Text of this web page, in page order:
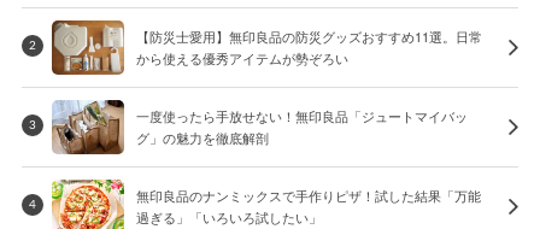
2
【防災士愛用】無印良品の防災グッズおすすめ11選。日常
から使える優秀アイテムが勢ぞろい
3
一度使ったら手放せない！無印良品「ジュートマイバッ
グ」の魅力を徹底解剖
4
無印良品のナンミックスで手作りピザ！試した結果「万能
過ぎる」「いろいろ試したい」